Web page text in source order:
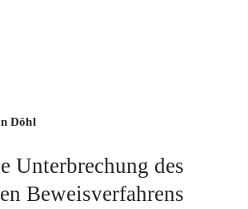
Döhl
Unterbrechung des
Beweisverfahrens